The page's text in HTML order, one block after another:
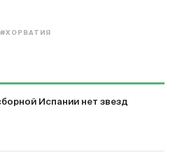
#ХОРВАТИЯ
Испании нет звезд